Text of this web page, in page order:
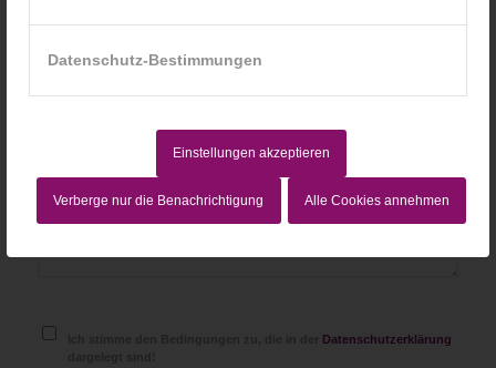
Datenschutz-Bestimmungen
Einstellungen akzeptieren
Verberge nur die Benachrichtigung Alle Cookies annehmen
Datenschutzerklärung